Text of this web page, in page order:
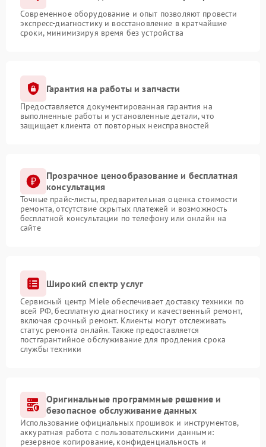
Современное оборудование и опыт позволяют провести
экспресс-диагностику и восстановление в кратчайшие
сроки, минимизируя время без устройства
Гарантия на работы и запчасти
Предоставляется документированная гарантия на
выполненные работы и установленные детали, что
защищает клиента от повторных неисправностей
Прозрачное ценообразование и бесплатная
консультация
Точные прайс-листы, предварительная оценка стоимости
ремонта, отсутствие скрытых платежей и возможность
бесплатной консультации по телефону или онлайн на
сайте
Широкий спектр услуг
Сервисный центр Miele обеспечивает доставку техники по
всей РФ, бесплатную диагностику и качественный ремонт,
включая срочный ремонт. Клиенты могут отслеживать
статус ремонта онлайн. Также предоставляется
постгарантийное обслуживание для продления срока
службы техники
Оригинальные программные решение и
безопасное обслуживание данных
Использование официальных прошивок и инструментов,
аккуратная работа с пользовательскими данными:
резервное копирование, конфиденциальность и